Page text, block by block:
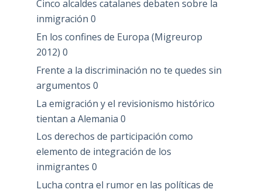
Cinco alcaldes catalanes debaten sobre la
inmigración 0
En los confines de Europa (Migreurop
2012) 0
Frente a la discriminación no te quedes sin
argumentos 0
La emigración y el revisionismo histórico
tientan a Alemania 0
Los derechos de participación como
elemento de integración de los
inmigrantes 0
Lucha contra el rumor en las políticas de